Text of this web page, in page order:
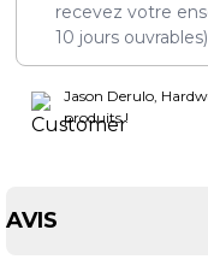
recevez votre
10 jours
Jason Derulo,
produits !
AVIS